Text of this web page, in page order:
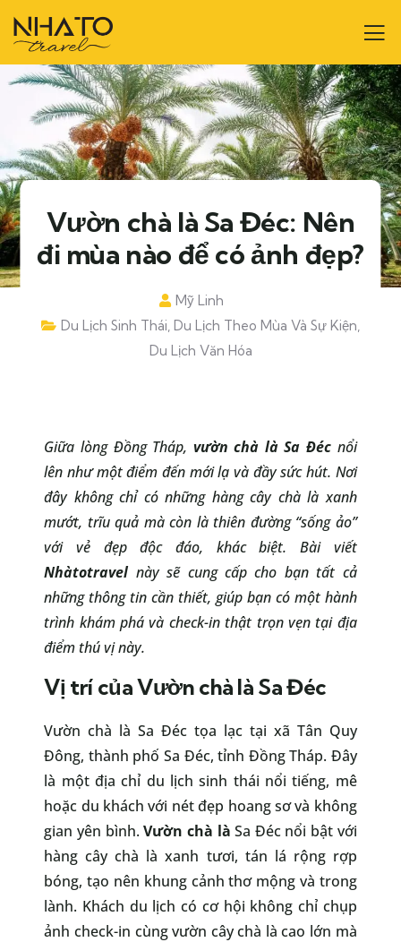
Vườn chà là Sa Đéc: Nên
đi mùa nào để có ảnh đẹp?
Mỹ Linh
Du Lịch Sinh Thái, Du Lịch Theo Mùa Và Sự Kiện,
Du Lịch Văn Hóa
Giữa lòng Đồng Tháp, vườn chà là Sa Đéc nổi
lên như một điểm đến mới lạ và đầy sức hút. Nơi
đây không chỉ có những hàng cây chà là xanh
mướt, trĩu quả mà còn là thiên đường “sống ảo”
với vẻ đẹp độc đáo, khác biệt. Bài viết
Nhàtotravel này sẽ cung cấp cho bạn tất cả
những thông tin cần thiết, giúp bạn có một hành
trình khám phá và check-in thật trọn vẹn tại địa
điểm thú vị này.
Vị trí của Vườn chà là Sa Đéc
Vườn chà là Sa Đéc tọa lạc tại xã Tân Quy
Đông, thành phố Sa Đéc, tỉnh Đồng Tháp. Đây
là một địa chỉ du lịch sinh thái nổi tiếng, mê
hoặc du khách với nét đẹp hoang sơ và không
gian yên bình.Vườn chà là Sa Đéc nổi bật với
hàng cây chà là xanh tươi, tán lá rộng rợp
bóng, tạo nên khung cảnh thơ mộng và trong
lành. Khách du lịch có cơ hội không chỉ chụp
ảnh check-in cùng vườn cây chà là cao lớn mà